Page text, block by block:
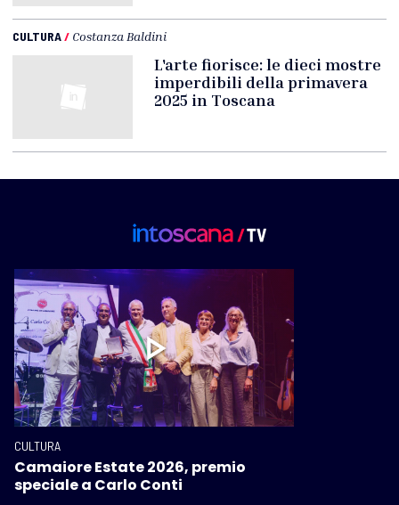
CULTURA/ Costanza Baldini
L'arte fiorisce: le dieci mostre
imperdibili della primavera
2025 in Toscana
CULTURA
Camaiore Estate 2026, premio
speciale a Carlo Conti